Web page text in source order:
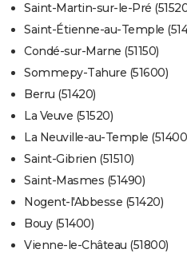
Saint-Martin-sur-le-Pré
Saint-Étienne-au-Temple
Condé-sur-Marne (51150)
Sommepy-Tahure (51600)
Berru (51420)
La Veuve (51520)
La Neuville-au-Temple
Saint-Gibrien (51510)
Saint-Masmes (51490)
Nogent-l'Abbesse (51420)
Bouy (51400)
Vienne-le-Château (51800)